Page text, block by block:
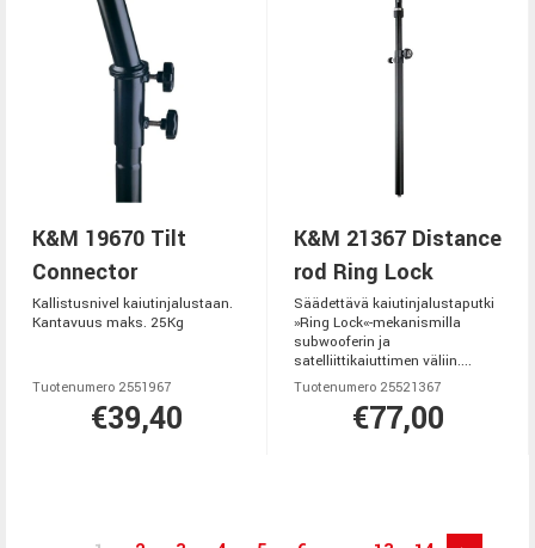
K&M 19670 Tilt
Connector
Kallistusnivel kaiutinjalustaan.
Kantavuus maks. 25Kg
Tuotenumero 2551967
€39,40
K&M 21367 Distance
rod Ring Lock
Säädettävä kaiutinjalustaputki
»Ring Lock«-mekanismilla
subwooferin ja
satelliittikaiuttimen väliin....
Tuotenumero 25521367
€77,00